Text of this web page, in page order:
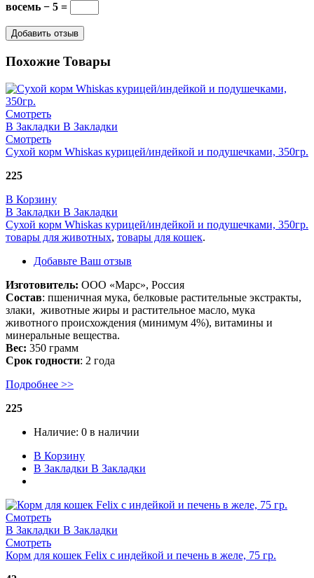
восемь − 5 =
Похожие Товары
Смотреть
В Закладки В Закладки
Смотреть
Сухой корм Whiskas курицей/индейкой и подушечками, 350гр.
225
В Корзину
В Закладки В Закладки
Сухой корм Whiskas курицей/индейкой и подушечками, 350гр.
товары для животных, товары для кошек.
Добавьте Ваш отзыв
Изготовитель: ООО «Марс», Россия
Состав: пшеничная мука, белковые растительные экстракты,
злаки, животные жиры и растительное масло, мука
животного происхождения (минимум 4%), витамины и
минеральные вещества.
Вес: 350 грамм
Срок годности: 2 года
Подробнее >>
225
Наличие: 0 в наличии
В Корзину
В Закладки В Закладки
Смотреть
В Закладки В Закладки
Смотреть
Корм для кошек Felix с индейкой и печень в желе, 75 гр.